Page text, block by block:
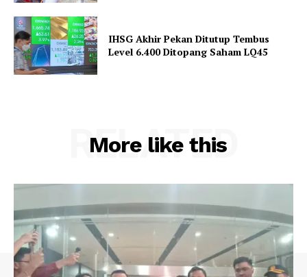
IHSG Akhir Pekan Ditutup Tembus
Level 6.400 Ditopang Saham LQ45
More like this
RELATED